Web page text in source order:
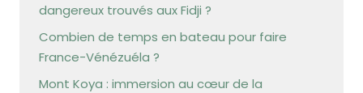
dangereux trouvés aux Fidji ?
Combien de temps en bateau pour faire
France-Vénézuéla ?
Mont Koya : immersion au cœur de la